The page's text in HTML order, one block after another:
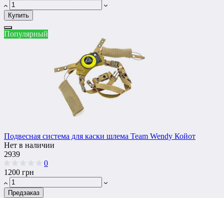
Купить
Популярный
Подвесная система для каски шлема Team Wendy Койот
Нет в наличии
2939
0
1200 грн
Предзаказ